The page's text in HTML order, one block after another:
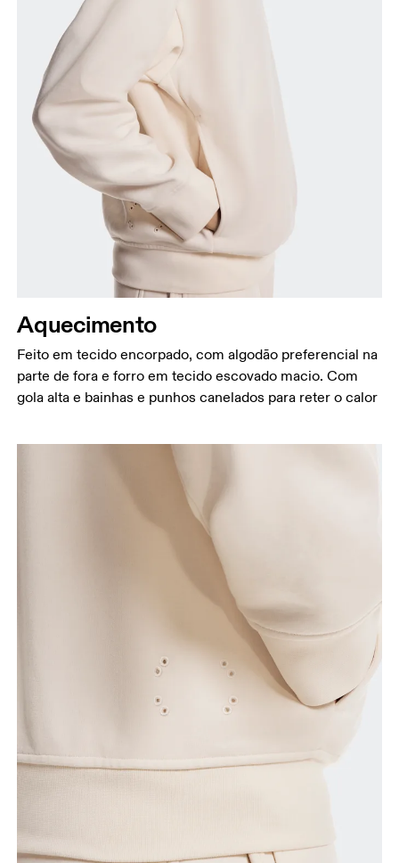
Aquecimento
Feito em tecido encorpado, com algodão preferencial na
parte de fora e forro em tecido escovado macio. Com
gola alta e bainhas e punhos canelados para reter o calor